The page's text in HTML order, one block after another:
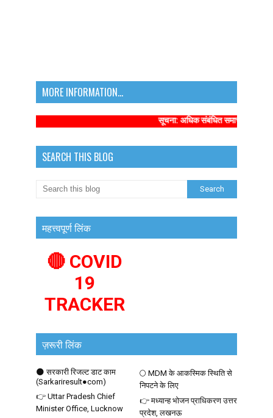
MORE INFORMATION...
सूचना: अधिक संबंधित समाचारों के लिए
SEARCH THIS BLOG
महत्त्वपूर्ण लिंक
🔴 COVID
19
TRACKER
ज़रूरी लिंक
🌑 सरकारी रिजल्ट डाट काम
(Sarkariresult●com)
🌕 MDM के आकस्मिक स्थिति से
निपटने के लिए
👉 Uttar Pradesh Chief
Minister Office, Lucknow
👉 मध्यान्ह भोजन प्राधिकरण उत्तर
प्रदेश, लखनऊ